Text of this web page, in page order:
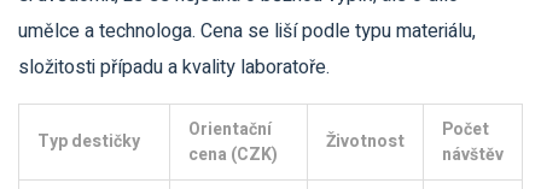
umělce a technologa. Cena se liší podle typu materiálu,
složitosti případu a kvality laboratoře.
Typ destičky
Orientační
cena (CZK)
Životnost
Počet
návštěv